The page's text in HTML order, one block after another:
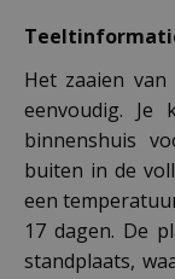
Het zaaien van
eenvoudig.
binnenshuis
buiten in de
een
17 dagen. De
standplaats,